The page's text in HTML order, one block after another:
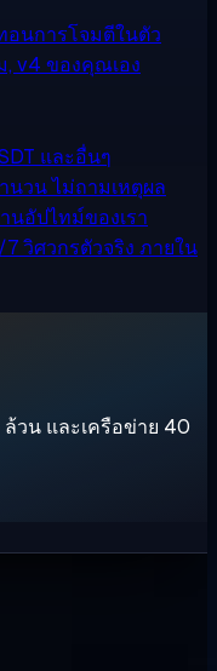
อนการโจมตีในตัว
, v4 ของคุณเอง
และอื่นๆ
นวน ไม่ถามเหตุผล
นอัปไทม์ของเรา
7วิศวกรตัวจริง ภายใน
ล้วน และเครือข่าย 40